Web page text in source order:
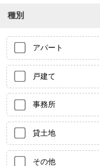
種別
アパート
戸建て
事務所
貸土地
その他